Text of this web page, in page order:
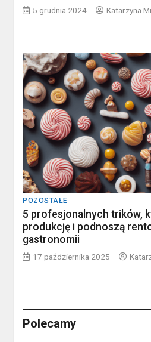
5 grudnia 2024 Katarzyna
POZOSTAŁE
5 profesjonalnych trików,
produkcję i podnoszą
gastronomii
17 października 2025
Polecamy